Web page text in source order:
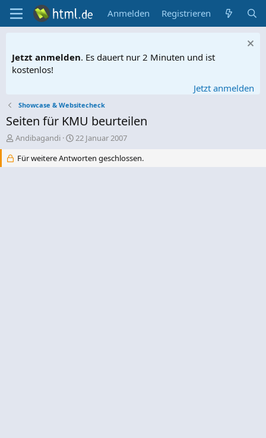
Anmelden Registrieren
Jetzt anmelden. Es dauert nur 2 Minuten und ist
kostenlos!
Jetzt anmelden
Showcase & Websitecheck
Seiten für KMU beurteilen
E
s
Andibagandi
E
s
22 Januar 2007
Für weitere Antworten geschlossen.